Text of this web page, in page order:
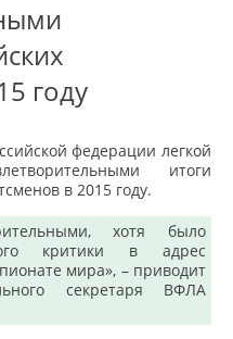
году
федерации легкой
итоги
в 2015 году.
хотя было
критики в адрес
мира», – приводит
секретаря ВФЛА